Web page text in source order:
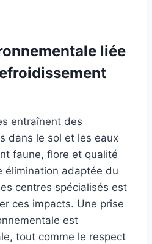
liée
entraînent des
dans le sol et les eaux
faune, flore et qualité
élimination adaptée du
centres spécialisés est
ces impacts. Une prise
est
tout comme le respect